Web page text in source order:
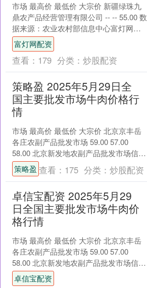
市场 最高价 最低价 大宗价 新疆绿珠九
鼎农产品经营管理有限公司 -- -- 55.00 数
据来源：农业农村部信息中心富灯网配
资....
富灯网配资
查看： 179 分类： 炒股配资
策略盈 2025年5月29日全
国主要批发市场牛肉价格行
情
市场 最高价 最低价 大宗价 北京京丰岳
各庄农副产品批发市场 59.00 57.00
58.00 北京新发地农副产品批发市场信息
中心 57.00 57.00 5....
策略盈 查看： 175 分类： 炒股配资
卓信宝配资 2025年5月29
日全国主要批发市场牛肉价
格行情
市场 最高价 最低价 大宗价 北京京丰岳
各庄农副产品批发市场 59.00 57.00
58.00 北京新发地农副产品批发市场信息
中心 57.00 57.00 5....
卓信宝配资